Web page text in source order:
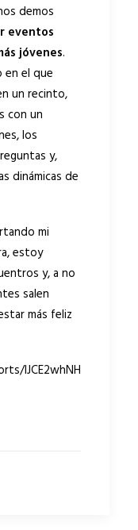
demos
eventos
jóvenes.
el que
un recinto,
con un
los
y,
dinámicas de
mi
estoy
y, a no
salen
más feliz
lJCE2whNH